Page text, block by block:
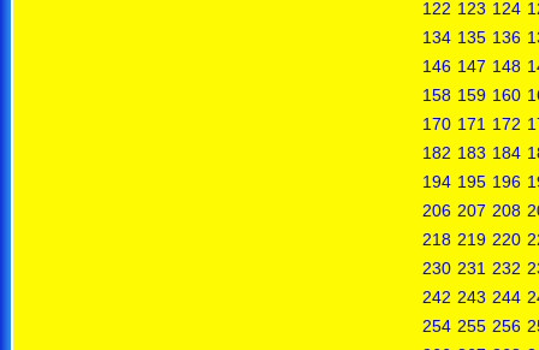
122 123 124
134 135 136
146 147 148
158 159 160
170 171 172
182 183 184
194 195 196
206 207 208
218 219 220
230 231 232
242 243 244
254 255 256